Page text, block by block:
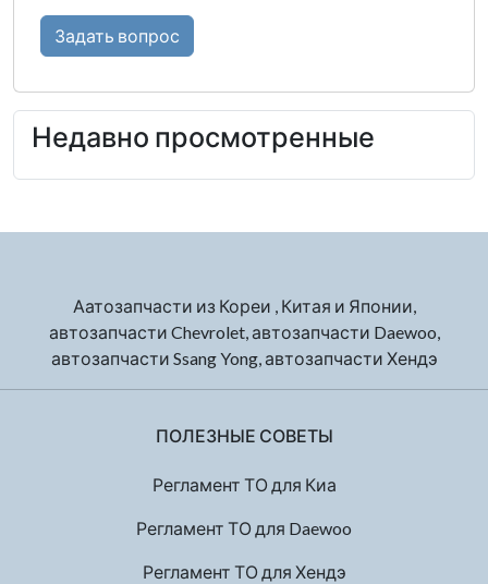
Задать вопрос
Недавно просмотренные
Аатозапчасти из Кореи , Китая и Японии,
автозапчасти Chevrolet, автозапчасти Daewoo,
автозапчасти Ssang Yong, автозапчасти Хендэ
ПОЛЕЗНЫЕ СОВЕТЫ
Регламент ТО для Киа
Регламент ТО для Daewoo
Регламент ТО для Хендэ